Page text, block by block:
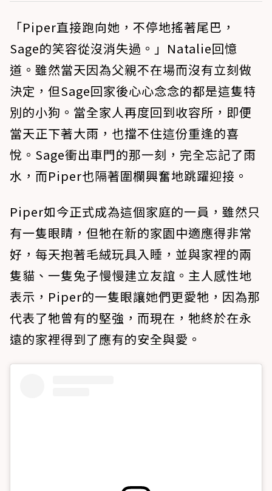
「Piper直接跑向她，不停地搖著尾巴，
Sage的笑容從沒消失過。」Natalie回憶
道。雖然當天因為父親不在場而沒有立刻做
決定，但Sage回家後心心念念的都是這隻特
別的小狗。當全家人再度回到收容所，即便
當天正下著大雨，也擋不住這份重逢的喜
悅。Sage衝出車門的那一刻，完全忘記了雨
水，而Piper也隔著圍欄興奮地跳躍迎接。
Piper如今正式成為這個家庭的一員，雖然只
有一隻眼睛，但牠在新的家園中適應得非常
好，每天抱著毛絨玩具入睡，並與家裡的兩
隻貓、一隻兔子慢慢建立友誼。主人感性地
表示，Piper的一隻眼讓她們更愛牠，因為那
代表了牠曾有的堅強，而現在，牠終於在永
遠的家裡得到了應有的安全與愛。